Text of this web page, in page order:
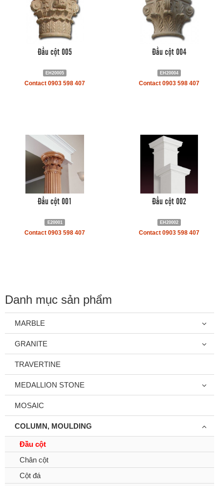
Đầu cột 005
EH20005
Contact 0903 598 407
Đầu cột 004
EH20004
Contact 0903 598 407
Đầu cột 001
E20001
Contact 0903 598 407
Đầu cột 002
EH20002
Contact 0903 598 407
Danh mục sản phẩm
MARBLE
GRANITE
TRAVERTINE
MEDALLION STONE
MOSAIC
COLUMN, MOULDING
Đầu cột
Chân cột
Cột đá